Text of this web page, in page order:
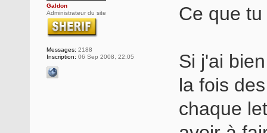
Galdon
Administrateur du site
Messages: 2188
Inscription: 06 Sep 2008, 22:05
Ce que
Si j'ai
la fois
chaque